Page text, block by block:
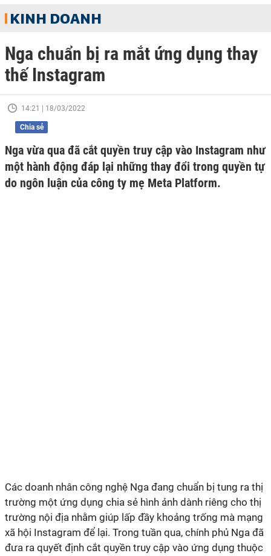
KINH DOANH
Nga chuẩn bị ra mắt ứng dụng thay
thế Instagram
14:21 | 18/03/2022
Chia sẻ
Nga vừa qua đã cắt quyền truy cập vào Instagram như
một hành động đáp lại những thay đổi trong quyền tự
do ngôn luận của công ty mẹ Meta Platform.
Các doanh nhân công nghệ Nga đang chuẩn bị tung ra thị
trường một ứng dụng chia sẻ hình ảnh dành riêng cho thị
trường nội địa nhằm giúp lấp đầy khoảng trống mà mạng
xã hội Instagram để lại. Trong tuần qua, chính phủ Nga đã
đưa ra quyết định cắt quyền truy cập vào ứng dụng thuộc